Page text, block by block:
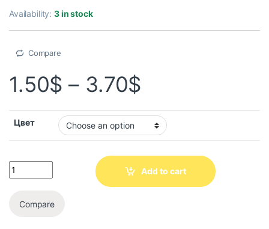
Availability:3 in stock
Compare
1.50$ – 3.70$
Цвет
Add to cart
Compare